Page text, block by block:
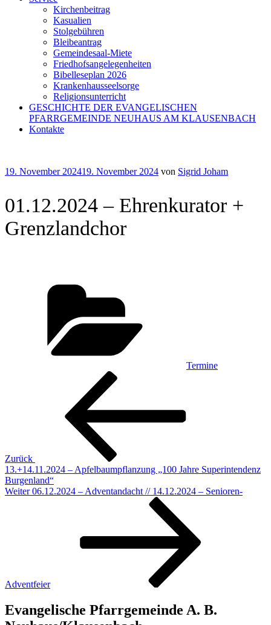
Kirchenbeitrag
Kasualien
Stolgebühren
Bleibeantrag
Gemeindesaal-Miete
Friedhofsangelegenheiten
Bibelleseplan 2026
Krankenhausseelsorge
Religionsunterricht
GESCHICHTE DER EVANGELISCHEN
PFARRGEMEINDE NEUHAUS AM KLAUSENBACH
Kontakte
Veröffentlicht
19. November 202419. November 2024 von Sigrid Joham
01.12.2024 – Ehrenkurator +
Grenzlandchor
Termine
Beitragsnavigation
Zurück
13.+14.11.2024 – Apfelbaumpflanzung „100 Jahre Superintendenz
Burgenland“
Nächster
Weiter 06.12.2024 – Adventandacht // 14.12.2024 – Senioren-
Adventfeier
Evangelische Pfarrgemeinde A. B.